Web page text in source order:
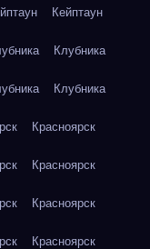
Кейптаун
Клубника
Клубника
Красноярск
Красноярск
Красноярск
Красноярск